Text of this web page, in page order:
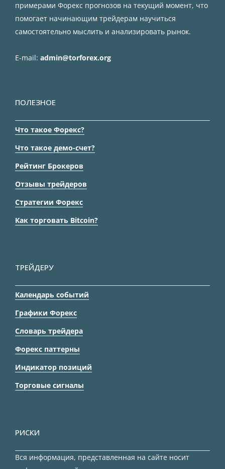
примерами Форекс прогнозов на текущий момент, что
помогает начинающим трейдерам научиться
самостоятельно мыслить и анализировать рынок.
E-mail: admin@torforex.org
ПОЛЕЗНОЕ
Что такое Форекс?
Что такое демо-счет?
Рейтинг Брокеров
Отзывы трейдеров
Стратегии Форекс
Как торговать Bitcoin?
ТРЕЙДЕРУ
Календарь событий
Графики Форекс
Словарь трейдера
Форекс паттерны
Индикатор позиций
Торговые сигналы
РИСКИ
Вся информация, представленная на сайте носит